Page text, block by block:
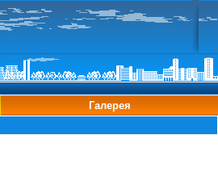
Галерея